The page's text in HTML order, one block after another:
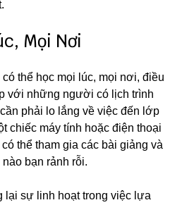
Mọi Nơi
thể học mọi lúc, mọi nơi, điều
với những người có lịch trình
phải lo lắng về việc đến lớp
chiếc máy tính hoặc điện thoại
thể tham gia các bài giảng và
bạn rảnh rỗi.
lại sự linh hoạt trong việc lựa